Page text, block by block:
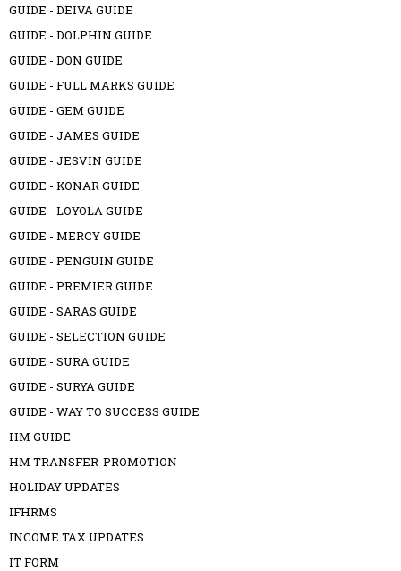
GUIDE - DEIVA GUIDE
GUIDE - DOLPHIN GUIDE
GUIDE - DON GUIDE
GUIDE - FULL MARKS GUIDE
GUIDE - GEM GUIDE
GUIDE - JAMES GUIDE
GUIDE - JESVIN GUIDE
GUIDE - KONAR GUIDE
GUIDE - LOYOLA GUIDE
GUIDE - MERCY GUIDE
GUIDE - PENGUIN GUIDE
GUIDE - PREMIER GUIDE
GUIDE - SARAS GUIDE
GUIDE - SELECTION GUIDE
GUIDE - SURA GUIDE
GUIDE - SURYA GUIDE
GUIDE - WAY TO SUCCESS GUIDE
HM GUIDE
HM TRANSFER-PROMOTION
HOLIDAY UPDATES
IFHRMS
INCOME TAX UPDATES
IT FORM